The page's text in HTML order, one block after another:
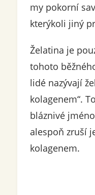
my pokorní
kterýkoli jiný
Želatina je
tohoto
lidé nazývají
kolagenem“.
bláznivé jméno
alespoň zruší
kolagenem.